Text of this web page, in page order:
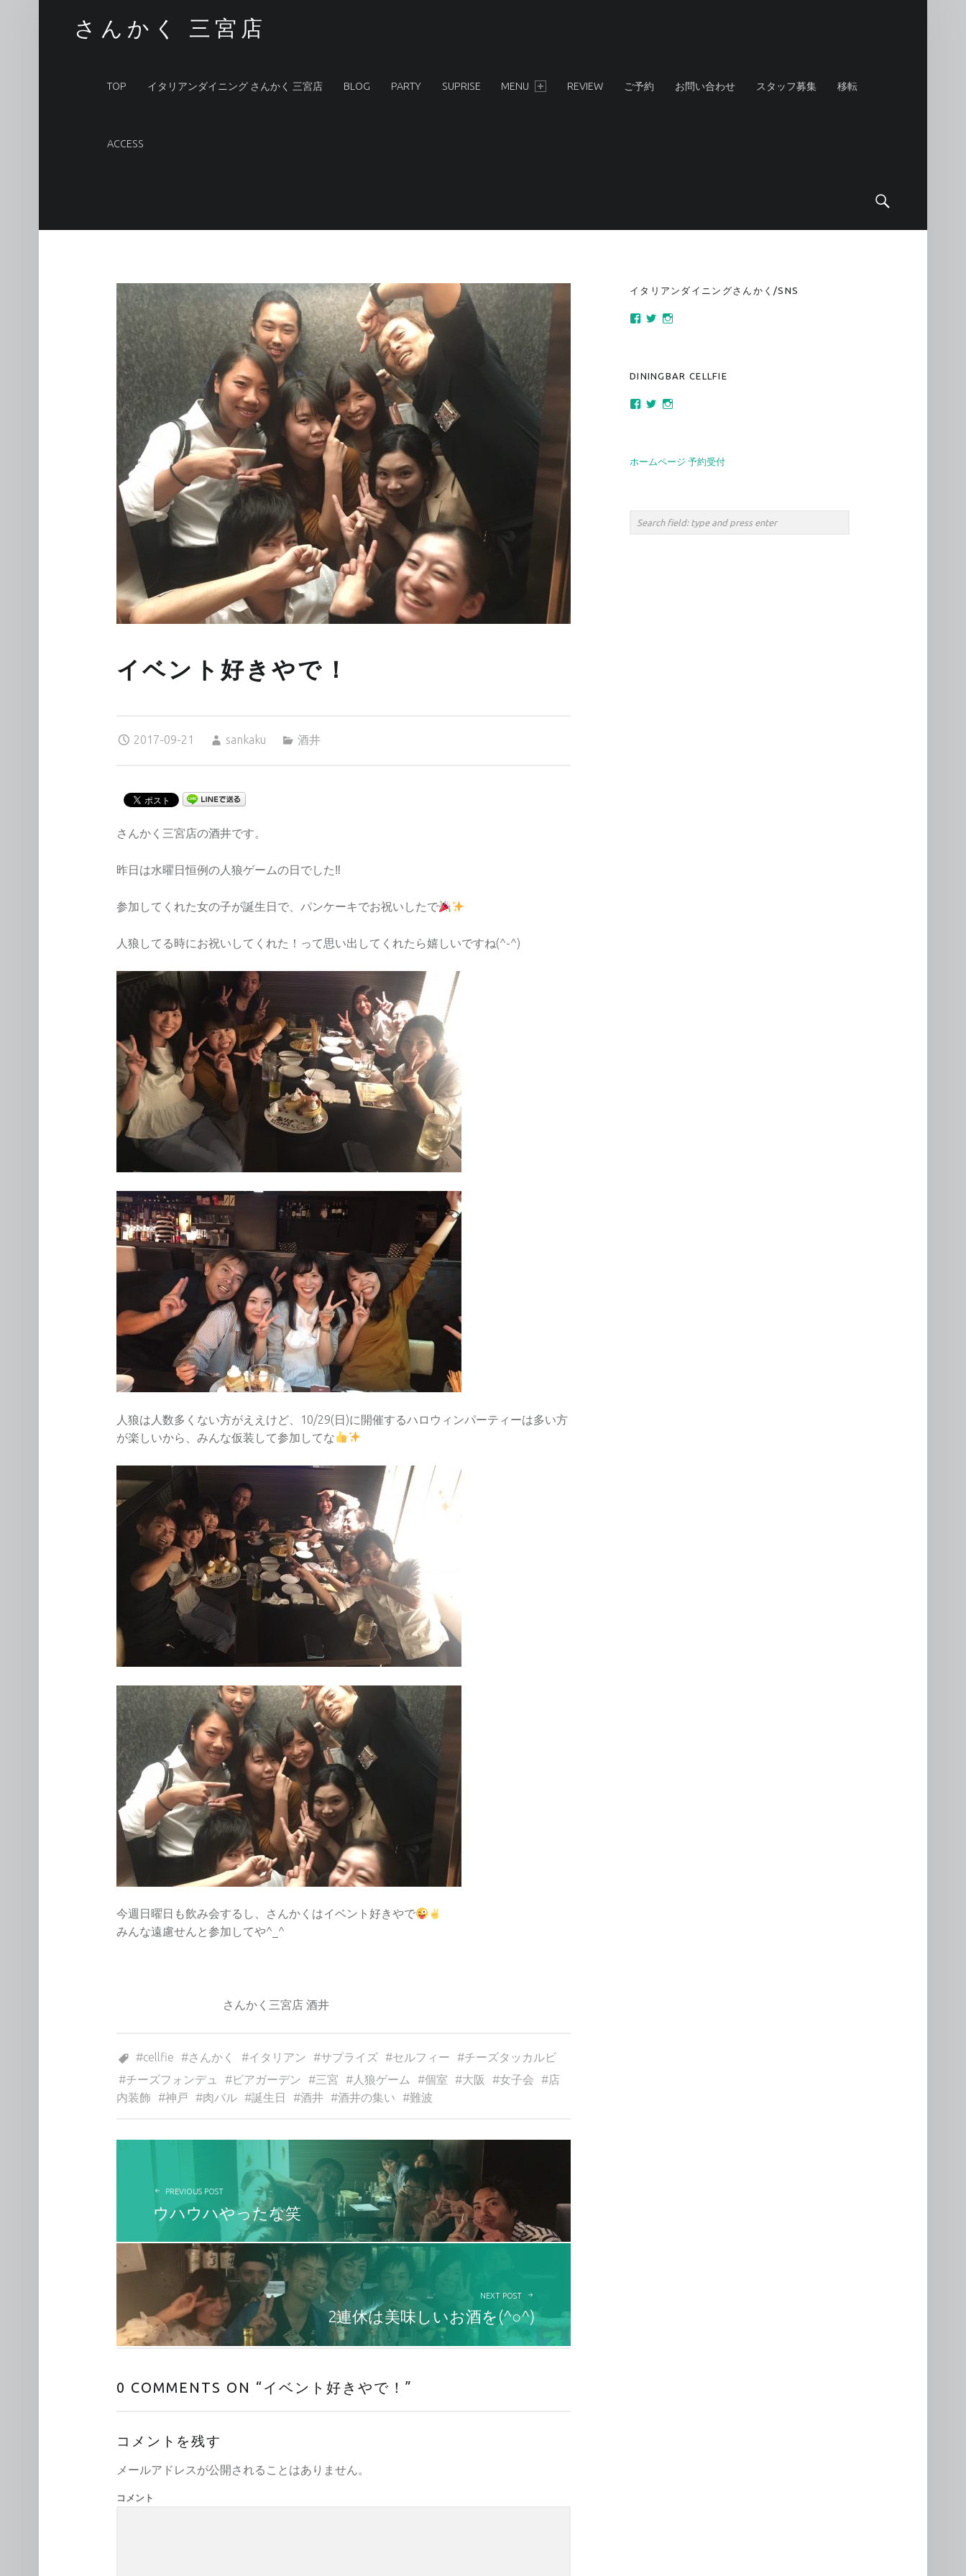
さんかく 三宮店
TOP イタリアンダイニング さんかく 三宮店 BLOG PARTY SUPRISE MENU REVIEW ご予約 お問い合わせ スタッフ募集 移転
ACCESS
イベント好きやで！
2017-09-21
sankaku
酒井
さんかく三宮店の酒井です。
昨日は水曜日恒例の人狼ゲームの日でした‼︎
参加してくれた女の子が誕生日で、パンケーキでお祝いしたで
人狼してる時にお祝いしてくれた！って思い出してくれたら嬉しいですね(^-^)
人狼は人数多くない方がええけど、10/29(日)に開催するハロウィンパーティーは多い方
が楽しいから、みんな仮装して参加してな
今週日曜日も飲み会するし、さんかくはイベント好きやで
みんな遠慮せんと参加してや^_^
さんかく三宮店 酒井
cellfie
さんかく イタリアン サプライズ セルフィー
チーズタッカルビ
チーズフォンデュ
ビアガーデン 三宮 人狼ゲーム 個室 大阪 女子会
店
内装飾
神戸 肉バル 誕生日 酒井 酒井の集い 難波
投稿ナビゲーション
PREVIOUS POST
ウハウハやったな笑
NEXT POST
2連休は美味しいお酒を(^○^)
0 COMMENTS ON “イベント好きやで！ ”
コメントを残す
メールアドレスが公開されることはありません。
コメント
SIDEBAR
イタリアンダイニングさんかく/SNS
267691313404160 さんのプロフィールを Facebook で表示 bar_sankaku さんのプロフィールを Twitter で表示 bar.sankaku さんのプロフィールを Instagram で表示
DININGBAR CELLFIE
235919683571472 さんのプロフィールを Facebook で表示 cellfie_namba さんのプロフィールを Twitter で表示 diningbar.cellfie さんのプロフィールを Instagram で表示
ホームページ 予約受付